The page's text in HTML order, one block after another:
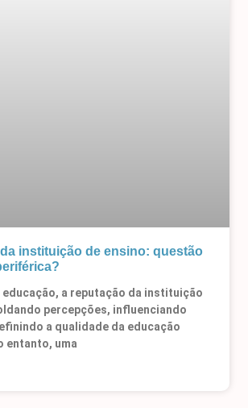
instituição de ensino: questão
educação, a reputação da instituição
percepções, influenciando
a qualidade da educação
entanto, uma